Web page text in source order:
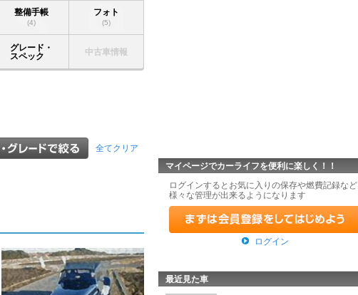
整備手帳
(4)
フォト
(5)
グレード・
スペック
中古車情報
全てクリア
マイページでカーライフを便利に楽しく！！
ログインするとお気に入りの保存や燃費記録など
様々な管理が出来るようになります
ログイン
最近見た車